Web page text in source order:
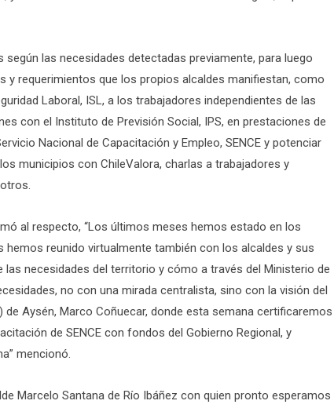
las necesidades detectadas previamente, para luego
y requerimientos que los propios alcaldes manifiestan, como
Laboral, ISL, a los trabajadores independientes de las
con el Instituto de Previsión Social, IPS, en prestaciones de
Nacional de Capacitación y Empleo, SENCE y potenciar
municipios con ChileValora, charlas a trabajadores y
al respecto, “Los últimos meses hemos estado en los
hemos reunido virtualmente también con los alcaldes y sus
necesidades del territorio y cómo a través del Ministerio de
no con una mirada centralista, sino con la visión del
Aysén, Marco Coñuecar, donde esta semana certificaremos
de SENCE con fondos del Gobierno Regional, y
mencionó.
Marcelo Santana de Río Ibáñez con quien pronto esperamos